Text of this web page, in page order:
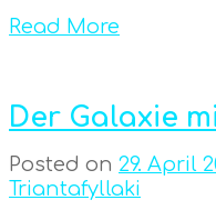
Read More
Der Galaxie
Posted on 29. April
Triantafyllaki